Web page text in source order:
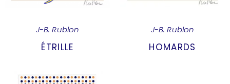
J-B. Rublon
ÉTRILLE
J-B. Rublon
HOMARDS